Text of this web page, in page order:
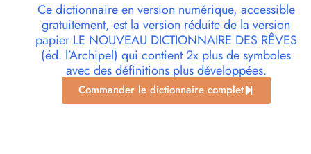
Ce dictionnaire en version numérique, accessible
gratuitement, est la version réduite de la version
papier LE NOUVEAU DICTIONNAIRE DES RÊVES
(éd. l’Archipel) qui contient 2x plus de symboles
avec des définitions plus développées.
Commander le dictionnaire complet